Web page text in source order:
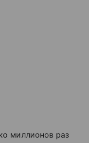
миллионов раз